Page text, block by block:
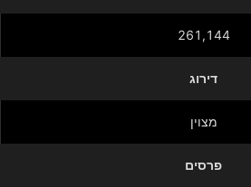
261,144
דירוג
מצוין
פרסים